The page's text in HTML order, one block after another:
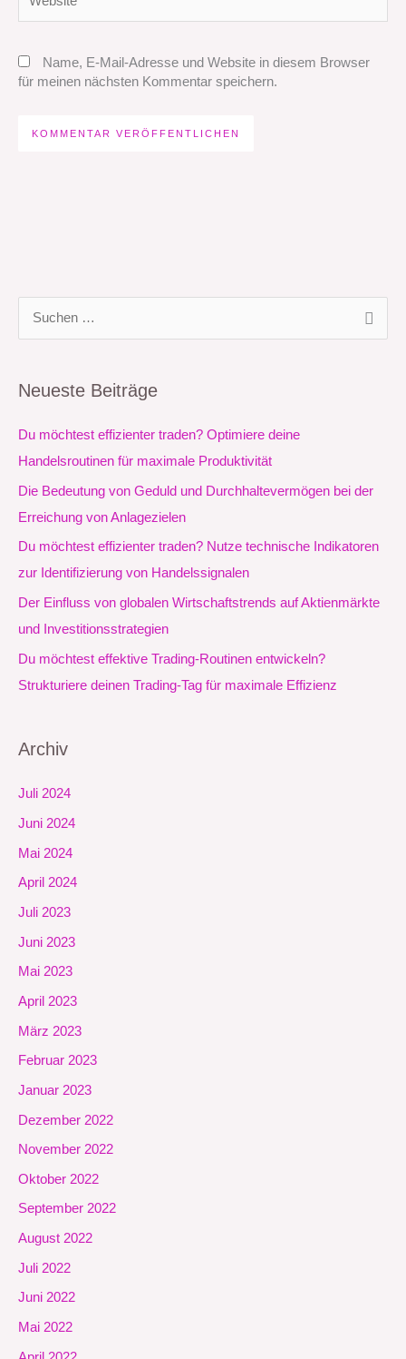
Name, E-Mail-Adresse und Website in diesem Browser
für meinen nächsten Kommentar speichern.
h
e
n
Neueste Beiträge
Du möchtest effizienter traden? Optimiere deine
Handelsroutinen für maximale Produktivität
Die Bedeutung von Geduld und Durchhaltevermögen bei der
Erreichung von Anlagezielen
Du möchtest effizienter traden? Nutze technische Indikatoren
zur Identifizierung von Handelssignalen
Der Einfluss von globalen Wirtschaftstrends auf Aktienmärkte
und Investitionsstrategien
Du möchtest effektive Trading-Routinen entwickeln?
Strukturiere deinen Trading-Tag für maximale Effizienz
Archiv
Juli 2024
Juni 2024
Mai 2024
April 2024
Juli 2023
Juni 2023
Mai 2023
April 2023
März 2023
Februar 2023
Januar 2023
Dezember 2022
November 2022
Oktober 2022
September 2022
August 2022
Juli 2022
Juni 2022
Mai 2022